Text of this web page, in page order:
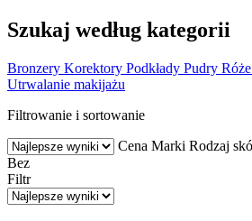
Szukaj według kategorii
Bronzery Korektory Podkłady Pudry
Utrwalanie makijażu
Filtrowanie i sortowanie
Cena Marki Rodzaj
Bez
Filtr